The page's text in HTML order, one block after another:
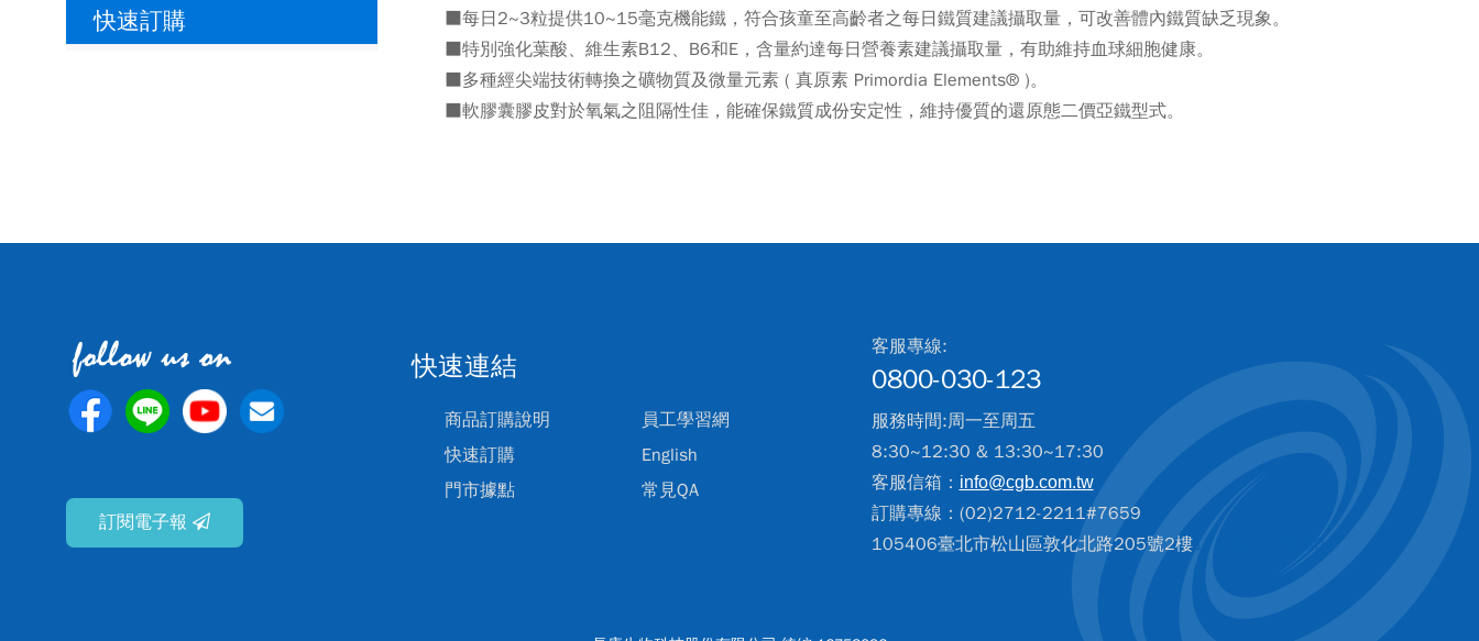
快速訂購
■每日2~3粒提供10~15毫克機能鐵，符合孩童至高齡者之每日鐵質建議攝取量，可改善體內鐵質缺乏現象。
■特別強化葉酸、維生素B12、B6和E，含量約達每日營養素建議攝取量，有助維持血球細胞健康。
■多種經尖端技術轉換之礦物質及微量元素 ( 真原素 Primordia Elements® )。
■軟膠囊膠皮對於氧氣之阻隔性佳，能確保鐵質成份安定性，維持優質的還原態二價亞鐵型式。
訂閱電子報
快速連結
商品訂購說明
快速訂購
門市據點
員工學習網
English
常見QA
客服專線:
0800-030-123
服務時間:周一至周五
8:30~12:30 & 13:30~17:30
客服信箱： info@cgb.com.tw
訂購專線：(02)2712-2211#7659
105406臺北市松山區敦化北路205號2樓172.24.1.63:80